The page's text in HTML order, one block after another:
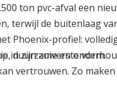
ton pvc-afval een
terwijl de buitenlaag
Phoenix-profiel:
in zijn zuiverste vorm.
duurzame en
vertrouwen. Zo